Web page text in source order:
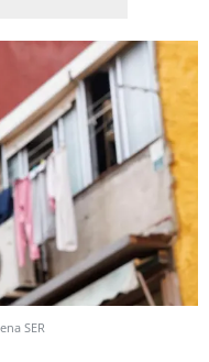
SER